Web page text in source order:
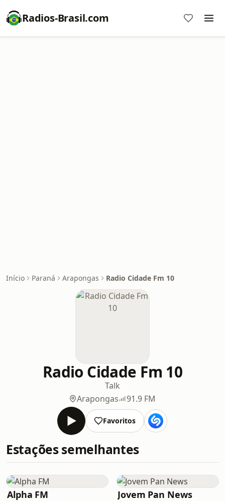
Radios-Brasil.com
Início Paraná Arapongas Radio Cidade Fm 10
Radio Cidade Fm 10
Talk
Arapongas
91.9 FM
Favoritos
Estações semelhantes
Alpha FM Jovem Pan News